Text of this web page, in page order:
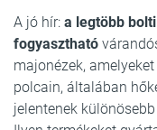
A jó hír: a legtöbb
fogyasztható
majonézek,
polcain, általában
jelentenek